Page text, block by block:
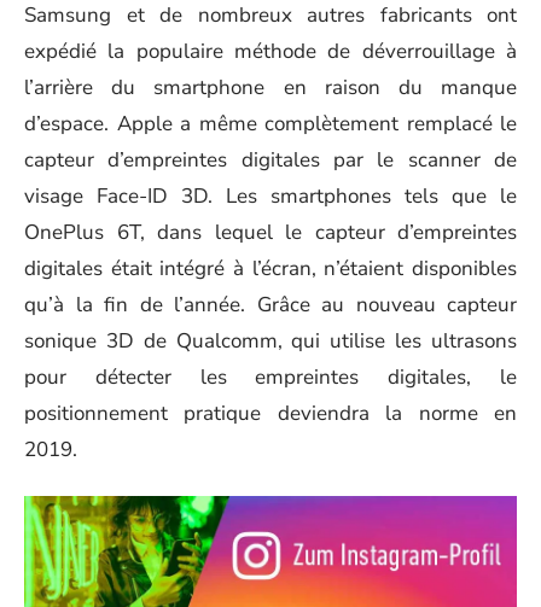
Samsung et de nombreux autres fabricants ont
expédié la populaire méthode de déverrouillage à
l’arrière du smartphone en raison du manque
d’espace. Apple a même complètement remplacé le
capteur d’empreintes digitales par le scanner de
visage Face-ID 3D. Les smartphones tels que le
OnePlus 6T, dans lequel le capteur d’empreintes
digitales était intégré à l’écran, n’étaient disponibles
qu’à la fin de l’année. Grâce au nouveau capteur
sonique 3D de Qualcomm, qui utilise les ultrasons
pour détecter les empreintes digitales, le
positionnement pratique deviendra la norme en
2019.